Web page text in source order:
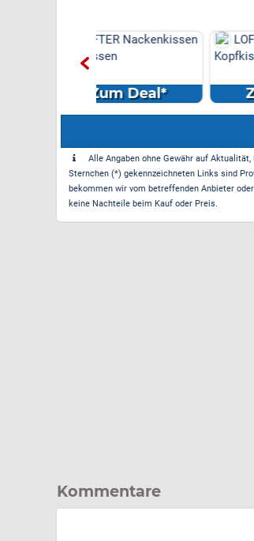
LOFTER Nackenkissen
Kopfkissen
Zum Deal*
Alle Angaben ohne Gewähr auf
Sternchen (*) gekennzeichneten Links sind
bekommen wir vom betreffenden Anbieter
keine Nachteile beim Kauf oder Preis.
Kommentare